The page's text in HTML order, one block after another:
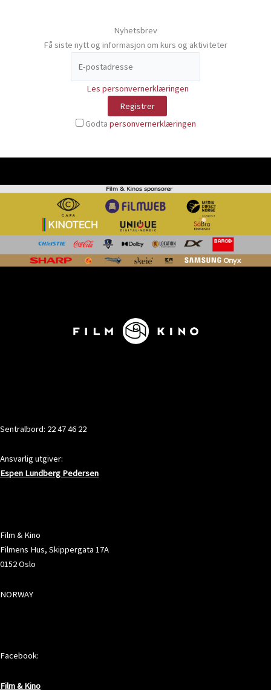
Nyhetsbrev
Få siste nytt og informasjon om kurs og aktiviteter
Les personvernerklæringen
Godta personvernerklæringen
Sentralbord: 22 47 46 22
Ansvarlig utgiver:
Espen Lundberg Pedersen
Film & Kino
Filmens Hus, Skippergata 17A
0152 Oslo
NORWAY
Facebook:
Film & Kino